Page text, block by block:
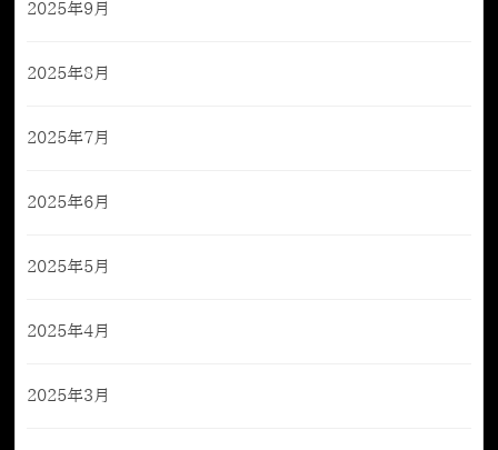
2025年9月
2025年8月
2025年7月
2025年6月
2025年5月
2025年4月
2025年3月